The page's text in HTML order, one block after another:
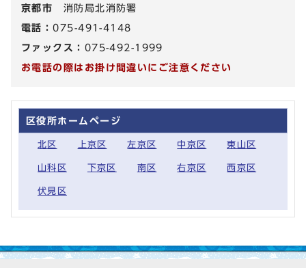
京都市 消防局北消防署
電話：075-491-4148
ファックス： 075-492-1999
お電話の際はお掛け間違いにご注意ください
区役所ホームページ
北区 上京区 左京区 中京区 東山区
山科区 下京区 南区 右京区 西京区
伏見区